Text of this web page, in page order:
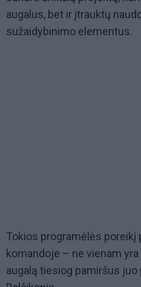
augalus, bet ir įtrauktų
sužaidybinimo elementus.
Tokios programėlės
komandoje – ne vienam
augalą tiesiog pamiršus juo